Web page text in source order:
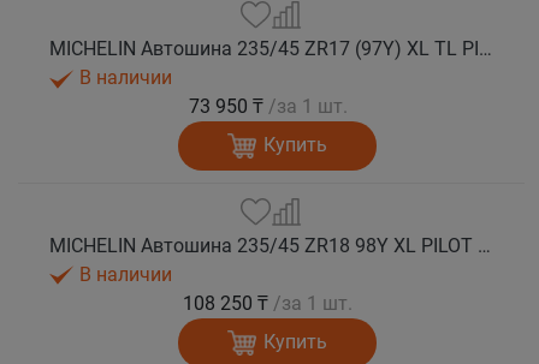
MICHELIN Автошина 235/45 ZR17 (97Y) XL TL PILOT SPORT 5 лето
В наличии
73 950 ₸ /за 1 шт.
Купить
MICHELIN Автошина 235/45 ZR18 98Y XL PILOT SPORT 5 лето
В наличии
108 250 ₸ /за 1 шт.
Купить